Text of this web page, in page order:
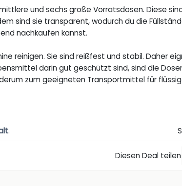
und sechs große Vorratsdosen. Diese
sind sie transparent, wodurch du die
nachkaufen kannst.
reinigen. Sie sind reißfest und stabil. Daher
darin gut geschützt sind, sind die
zum geeigneten Transportmittel für
.
Diesen Deal teilen